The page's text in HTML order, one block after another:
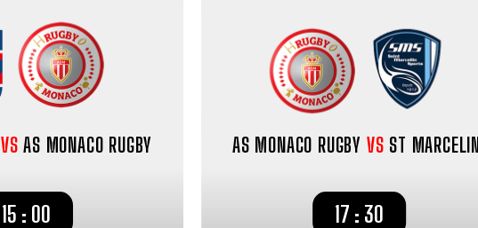
VS AS MONACO RUGBY
15 : 00
AS MONACO RUGBY VS ST MARCELIN
17 : 30